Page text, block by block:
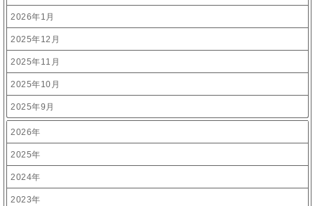
2026年1月
2025年12月
2025年11月
2025年10月
2025年9月
2026年
2025年
2024年
2023年